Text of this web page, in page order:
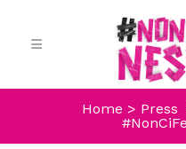
Home > Press